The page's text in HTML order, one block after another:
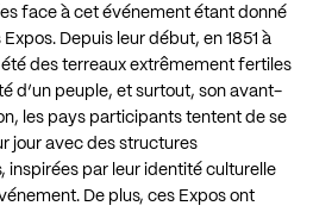
face à cet événement étant donné
Depuis leur début, en 1851 à
été des terreaux extrêmement fertiles
d’un peuple, et surtout, son avant-
les pays participants tentent de se
jour avec des structures
inspirées par leur identité culturelle
De plus, ces Expos ont